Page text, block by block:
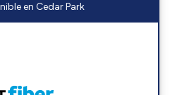
en Cedar Park